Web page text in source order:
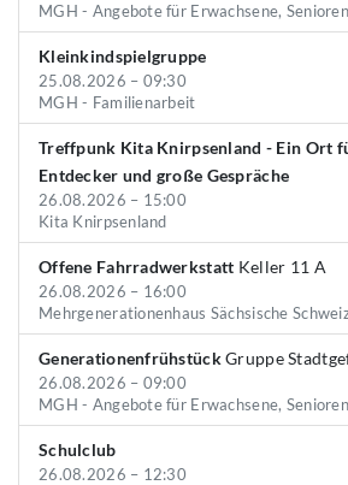
MGH - Angebote für Erwachsene,
Kleinkindspielgruppe
25.08.2026 – 09:30
MGH - Familienarbeit
Treffpunk Kita Knirpsenland - Ein Ort
Entdecker und große Gespräche
26.08.2026 – 15:00
Kita Knirpsenland
Offene Fahrradwerkstatt Keller 11 A
26.08.2026 – 16:00
Mehrgenerationenhaus Sächsische
GenerationenfrühstückGruppe
26.08.2026 – 09:00
MGH - Angebote für Erwachsene,
Schulclub
26.08.2026 – 12:30